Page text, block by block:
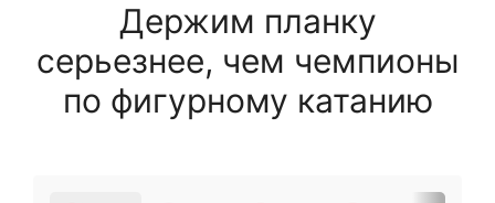
Держим планку
серьезнее, чем чемпионы
по фигурному катанию